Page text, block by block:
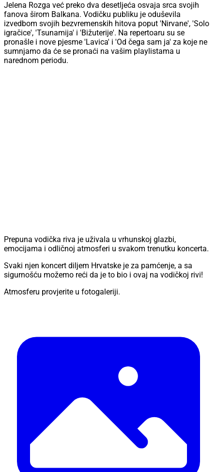
Jelena Rozga već preko dva desetljeća osvaja srca svojih
fanova širom Balkana. Vodičku publiku je oduševila
izvedbom svojih bezvremenskih hitova poput 'Nirvane', 'Solo
igračice', 'Tsunamija' i 'Bižuterije'. Na repertoaru su se
pronašle i nove pjesme 'Lavica' i 'Od čega sam ja' za koje ne
sumnjamo da će se pronaći na vašim playlistama u
narednom periodu.
Prepuna vodička riva je uživala u vrhunskoj glazbi,
emocijama i odličnoj atmosferi u svakom trenutku koncerta.
Svaki njen koncert diljem Hrvatske je za pamćenje, a sa
sigurnošću možemo reći da je to bio i ovaj na vodičkoj rivi!
Atmosferu provjerite u fotogaleriji.